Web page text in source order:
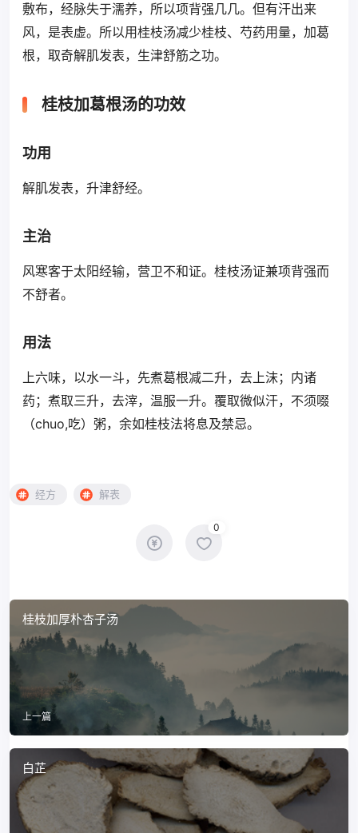
敷布，经脉失于濡养，所以项背强几几。但有汗出来
风，是表虚。所以用桂枝汤减少桂枝、芍药用量，加葛
根，取奇解肌发表，生津舒筋之功。
桂枝加葛根汤的功效
功用
解肌发表，升津舒经。
主治
风寒客于太阳经输，营卫不和证。桂枝汤证兼项背强而
不舒者。
用法
上六味，以水一斗，先煮葛根减二升，去上沫；内诸
药；煮取三升，去滓，温服一升。覆取微似汗，不须啜
（chuo,吃）粥，余如桂枝法将息及禁忌。
经方 解表
0
桂枝加厚朴杏子汤
上一篇
白芷